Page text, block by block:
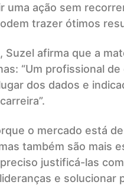
uma ação sem
trazer ótimos
Suzel afirma que a
“Um profissional
dos dados e
o mercado está
também são mais
justificá-las
e solucionar